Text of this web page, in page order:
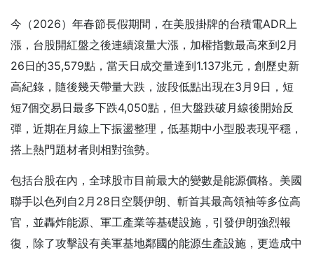
今（2026）年春節長假期間，在美股掛牌的台積電ADR上
漲，台股開紅盤之後連續滾量大漲，加權指數最高來到2月
26日的35,579點，當天日成交量達到1.137兆元，創歷史新
高紀錄，隨後幾天帶量大跌，波段低點出現在3月9日，短
短7個交易日最多下跌4,050點，但大盤跌破月線後開始反
彈，近期在月線上下振盪整理，低基期中小型股表現平穩，
搭上熱門題材者則相對強勢。
包括台股在內，全球股市目前最大的變數是能源價格。美國
聯手以色列自2月28日空襲伊朗、斬首其最高領袖等多位高
官，並轟炸能源、軍工產業等基礎設施，引發伊朗強烈報
復，除了攻擊設有美軍基地鄰國的能源生產設施，更造成中